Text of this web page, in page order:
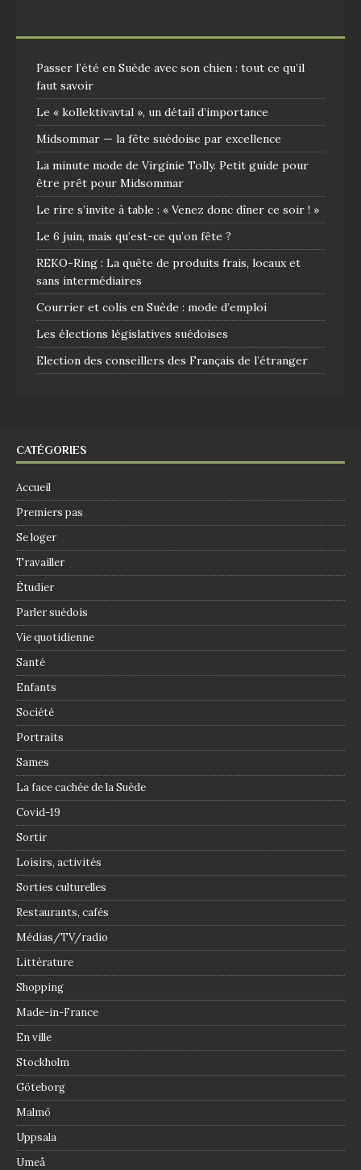
Passer l’été en Suède avec son chien : tout ce qu’il
faut savoir
Le « kollektivavtal », un détail d’importance
Midsommar — la fête suédoise par excellence
La minute mode de Virginie Tolly. Petit guide pour
être prêt pour Midsommar
Le rire s’invite à table : « Venez donc dîner ce soir ! »
Le 6 juin, mais qu’est-ce qu’on fête ?
REKO-Ring : La quête de produits frais, locaux et
sans intermédiaires
Courrier et colis en Suède : mode d’emploi
Les élections législatives suédoises
Election des conseillers des Français de l’étranger
CATÉGORIES
Accueil
Premiers pas
Se loger
Travailler
Étudier
Parler suédois
Vie quotidienne
Santé
Enfants
Société
Portraits
Sames
La face cachée de la Suède
Covid-19
Sortir
Loisirs, activités
Sorties culturelles
Restaurants, cafés
Médias/TV/radio
Littérature
Shopping
Made-in-France
En ville
Stockholm
Göteborg
Malmö
Uppsala
Umeå